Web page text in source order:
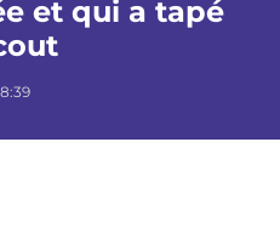
et qui a tapé